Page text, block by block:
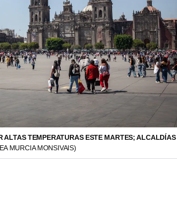
ALTAS TEMPERATURAS ESTE MARTES; ALCALDÍAS
MURCIA MONSIVAIS)